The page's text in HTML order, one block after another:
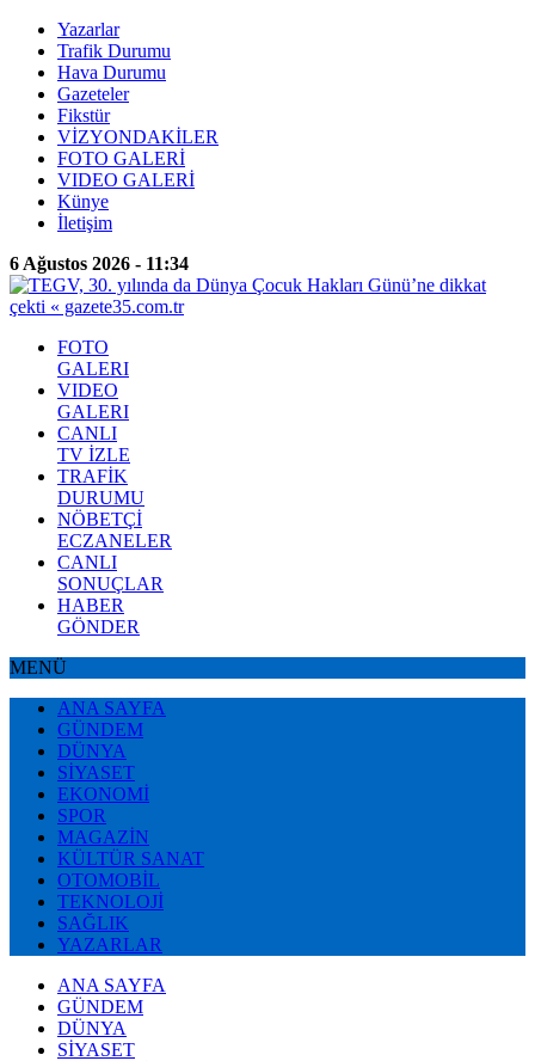
Yazarlar
Trafik Durumu
Hava Durumu
Gazeteler
Fikstür
VİZYONDAKİLER
FOTO GALERİ
VIDEO GALERİ
Künye
İletişim
6 Ağustos 2026 - 11:34
FOTO
GALERI
VIDEO
GALERI
CANLI
TV İZLE
TRAFİK
DURUMU
NÖBETÇİ
ECZANELER
CANLI
SONUÇLAR
HABER
GÖNDER
MENÜ
ANA SAYFA
GÜNDEM
DÜNYA
SİYASET
EKONOMİ
SPOR
MAGAZİN
KÜLTÜR SANAT
OTOMOBİL
TEKNOLOJİ
SAĞLIK
YAZARLAR
ANA SAYFA
GÜNDEM
DÜNYA
SİYASET